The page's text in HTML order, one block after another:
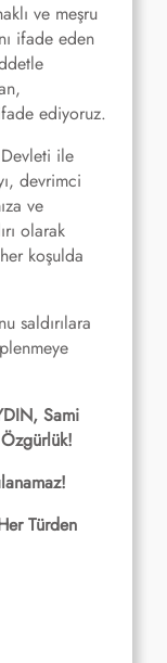
ve meşru
ifade eden
ediyoruz.
ile
devrimci
ve
olarak
koşulda
saldırılara
Sami
Türden